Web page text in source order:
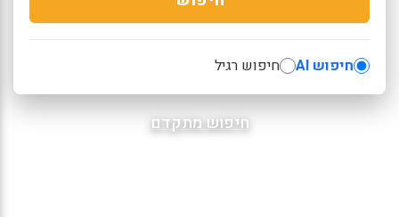
חיפוש AI חיפוש רגיל
חיפוש מתקדם